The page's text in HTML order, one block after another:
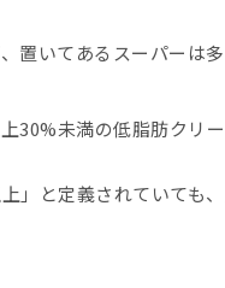
置いてあるスーパーは多
30%未満の低脂肪クリ
」と定義されていても